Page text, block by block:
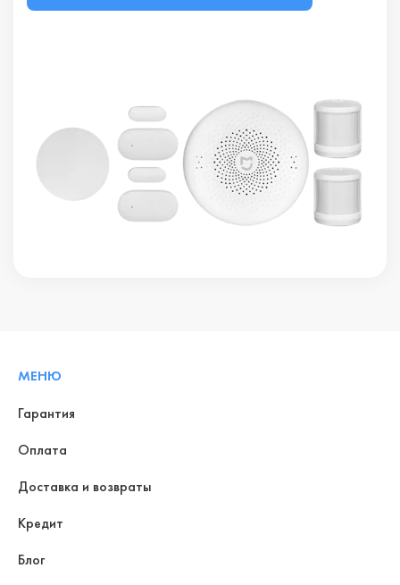
МЕНЮ
Гарантия
Оплата
Доставка и возвраты
Кредит
Блог